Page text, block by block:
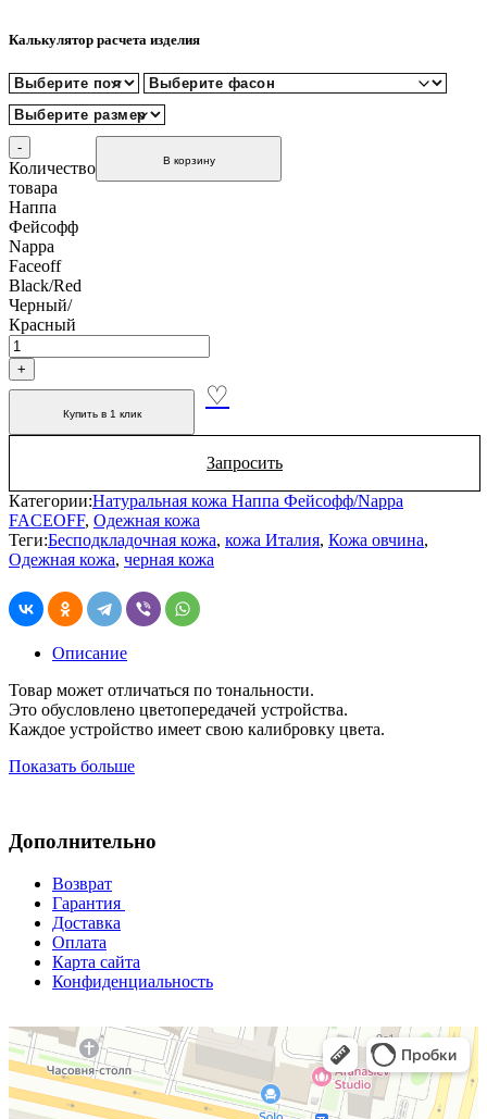
Калькулятор расчета изделия
Количество
товара
Наппа
Фейсофф
Nappa
Faceoff
Black/Red
Черный/
Красный
В корзину
Купить в 1 клик
Запросить
Категории:Натуральная кожа Наппа Фейсофф/Nappa
FACEOFF, Одежная кожа
Теги:Бесподкладочная кожа, кожа Италия, Кожа овчина,
Одежная кожа, черная кожа
Описание
Товар может отличаться по тональности.
Это обусловлено цветопередачей устройства.
Каждое устройство имеет свою калибровку цвета.
Показать больше
Дополнительно
Возврат
Гарантия
Доставка
Оплата
Карта сайта
Конфиденциальность